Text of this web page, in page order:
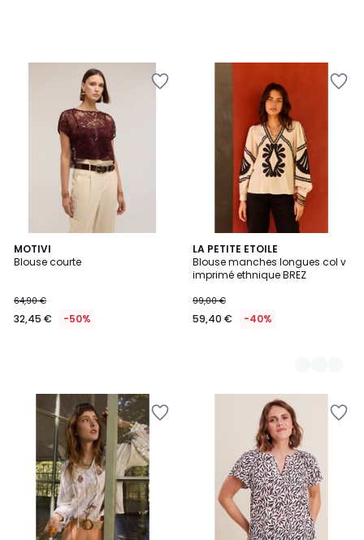
MOTIVI
Blouse courte
64,90 €
32,45 € -50%
LA PETITE ETOILE
Blouse manches longues col v
imprimé ethnique BREZ
99,00 €
59,40 € -40%
2
Couleurs